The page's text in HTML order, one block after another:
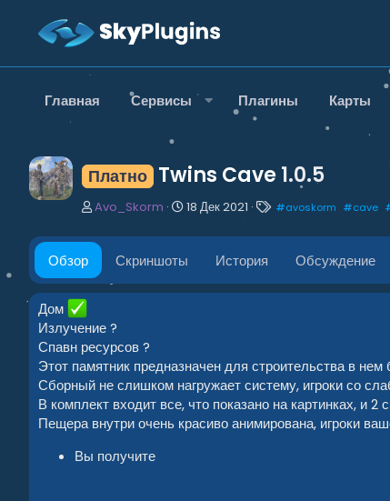
Главная Сервисы Плагины Карты
Платно Twins Cave 1.0.5
А
т
р
Avo_Skorm
Д
т
а
с
о
и
я
18 Дек 2021
Т
г
#avoskorm #cave
Обзор Скриншоты История Обсуждение
Дом
Излучение ?
Спавн ресурсов ?
Этот памятник предназначен для строительства в
Сборный не слишком нагружает систему, игроки со
В комплект входит все, что показано на картинках, и 2
Пещера внутри очень красиво анимирована, игроки
Вы получите